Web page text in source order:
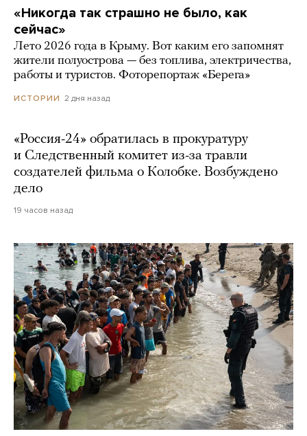
«Никогда так страшно не было, как
сейчас»
Лето 2026 года в Крыму. Вот каким его запомнят
жители полуострова — без топлива, электричества,
работы и туристов. Фоторепортаж «Берега»
ИСТОРИИ 2 дня назад
«Россия-24» обратилась в прокуратуру
и Следственный комитет из-за травли
создателей фильма о Колобке. Возбуждено
дело
19 часов назад